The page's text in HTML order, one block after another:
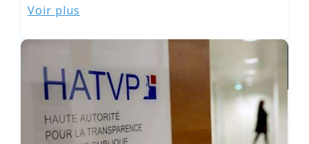
Voir plus